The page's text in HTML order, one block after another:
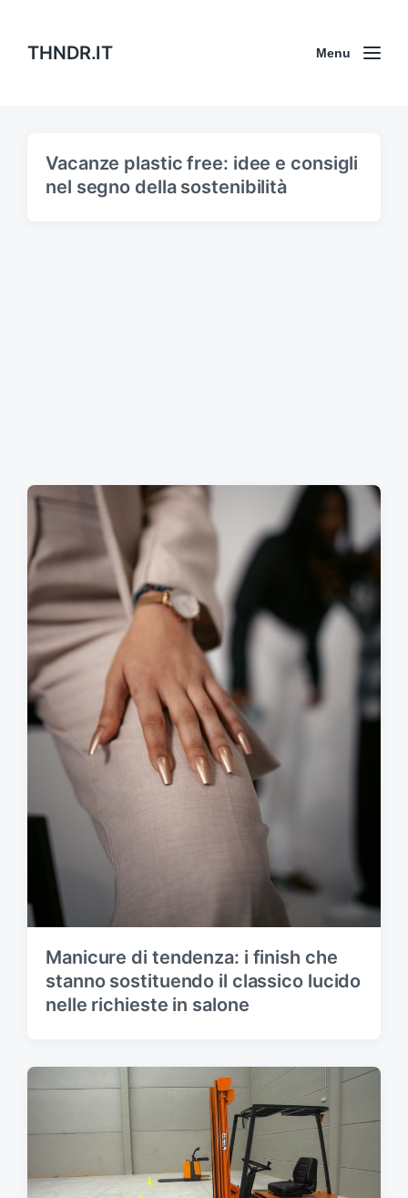
THNDR.IT Menu
Vacanze plastic free: idee e consigli
nel segno della sostenibilità
Manicure di tendenza: i finish che
stanno sostituendo il classico lucido
nelle richieste in salone